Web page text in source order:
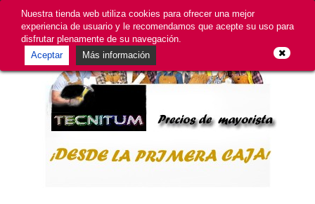
Nuestra tienda web utiliza cookies para ofrecer una mejor
experiencia de usuario y le recomendamos que acepte su uso para
disfrutar plenamente de su navegación.
Aceptar
Más información
Contacte con nosotros
Iniciar sesión
GDPR